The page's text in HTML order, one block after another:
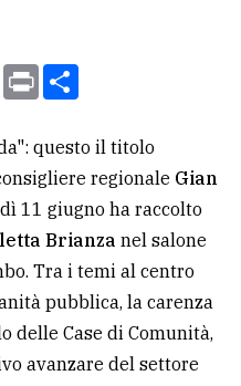
EmailPrint
questo il titolo
regionale Gian
11 giugno ha raccolto
Brianza nel salone
Tra i temi al centro
pubblica, la carenza
delle Case di Comunità,
avanzare del settore